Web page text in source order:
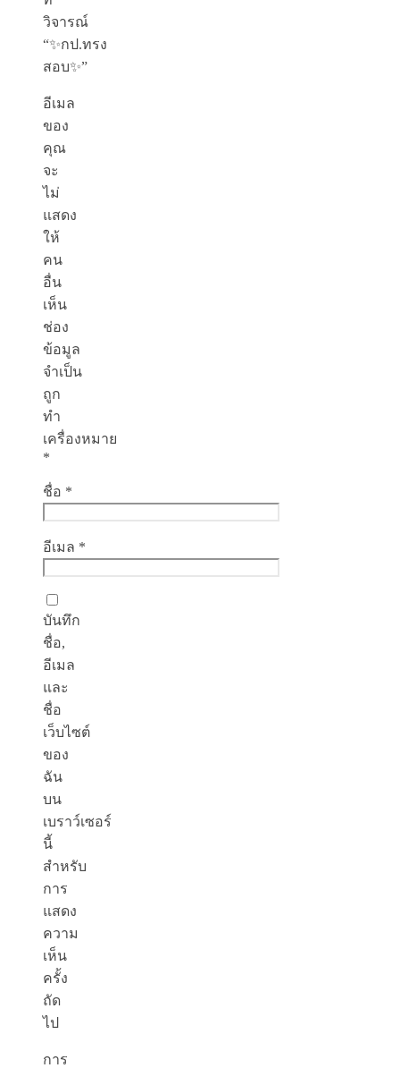
วิจารณ์
“✨กป.ทรง
สอบ✨”
อีเมล
ของ
คุณ
จะ
ไม่
แสดง
ให้
คน
อื่น
เห็น
ช่อง
ข้อมูล
จำเป็น
ถูก
ทำ
เครื่องหมาย
*
ชื่อ *
อีเมล *
บันทึก
ชื่อ,
อีเมล
และ
ชื่อ
เว็บไซต์
ของ
ฉัน
บน
เบราว์เซอร์
นี้
สำหรับ
การ
แสดง
ความ
เห็น
ครั้ง
ถัด
ไป
การ